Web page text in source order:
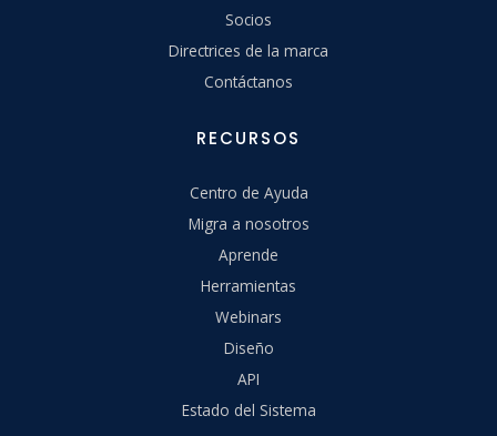
Socios
Directrices de la marca
Contáctanos
RECURSOS
Centro de Ayuda
Migra a nosotros
Aprende
Herramientas
Webinars
Diseño
API
Estado del Sistema